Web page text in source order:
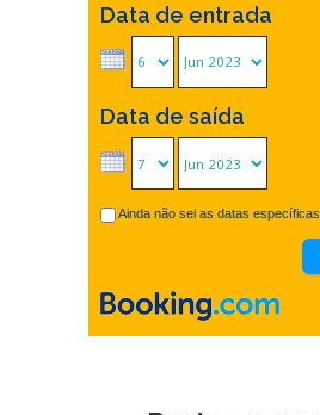
Data de entrada
Data de saída
Ainda não sei as datas